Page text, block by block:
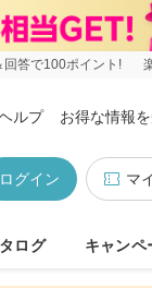
回答で100ポイント!
ルプ お得な情報
マ
ログイン
ログ キャンペ